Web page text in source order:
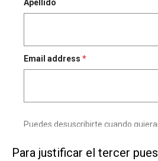
Para justificar el tercer